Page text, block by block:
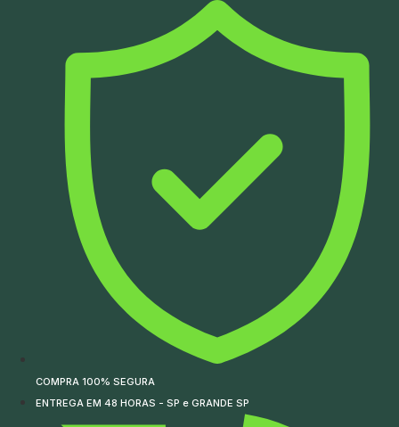
COMPRA 100% SEGURA
ENTREGA EM 48 HORAS - SP e GRANDE SP